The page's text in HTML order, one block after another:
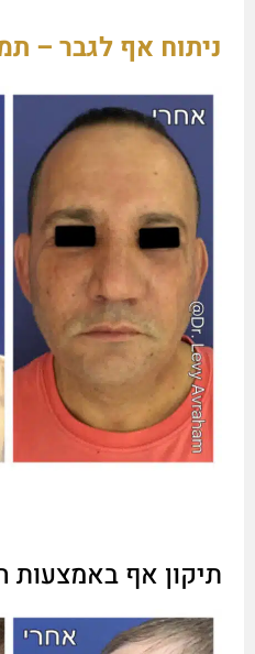
ניתוח אף לגבר –
תיקון אף באמצעות